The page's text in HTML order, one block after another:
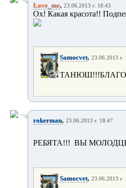
Love_me, 23.06.2013 г. 18:43
Ох! Какая красота!!
Samocvet, 23.06.2013 г.
rokerman, 23.06.2013 г. 18:47
РЕБЯТА!!! ВЫ
Samocvet, 23.06.2013 г.